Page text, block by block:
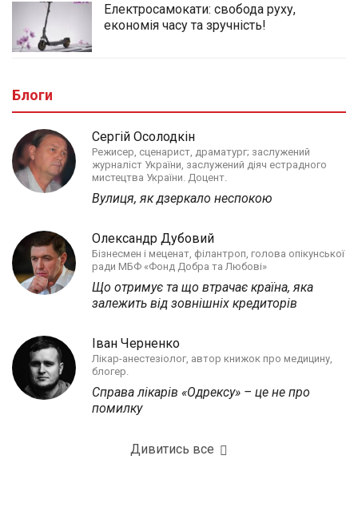
Електросамокати: свобода руху,
економія часу та зручність!
Блоги
Сергій Осолодкін
Режисер, сценарист, драматург; заслужений
журналіст України, заслужений діяч естрадного
мистецтва України. Доцент.
Вулиця, як дзеркало неспокою
Олександр Дубовий
Бізнесмен і меценат, філантроп, голова опікунської
ради МБФ «Фонд Добра та Любові»
Що отримує та що втрачає країна, яка
залежить від зовнішніх кредиторів
Іван Черненко
Лікар-анестезіолог, автор книжок про медицину,
блогер.
Справа лікарів «Одрексу» – це не про
помилку
Дивитись все